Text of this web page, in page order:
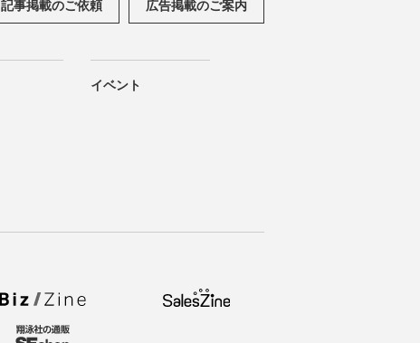
記事掲載のご依頼 広告掲載のご案内
イベント